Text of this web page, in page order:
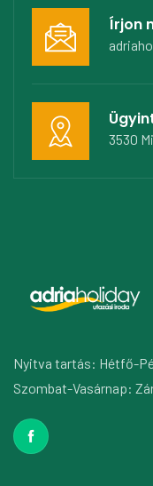
Írjon
3530
Nyitva tartás: Hétfő-
Szombat-Vasárnap: